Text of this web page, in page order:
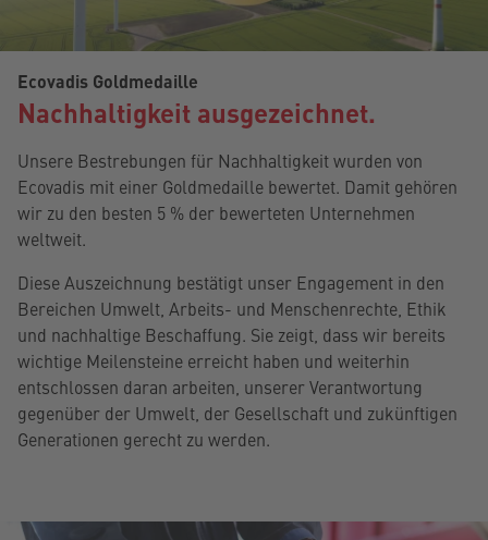
Ecovadis Goldmedaille
Nachhaltigkeit ausgezeichnet.
Unsere Bestrebungen für Nachhaltigkeit wurden von
Ecovadis mit einer Goldmedaille bewertet. Damit gehören
wir zu den besten 5 % der bewerteten Unternehmen
weltweit.
Diese Auszeichnung bestätigt unser Engagement in den
Bereichen Umwelt, Arbeits- und Menschenrechte, Ethik
und nachhaltige Beschaffung. Sie zeigt, dass wir bereits
wichtige Meilensteine erreicht haben und weiterhin
entschlossen daran arbeiten, unserer Verantwortung
gegenüber der Umwelt, der Gesellschaft und zukünftigen
Generationen gerecht zu werden.